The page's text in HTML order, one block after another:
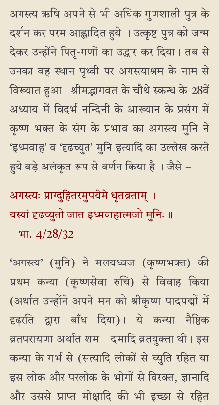
अगस्त्य ऋषि अपने से भी अधिक गुणशाली पुत्र के
दर्शन कर परम आह्लादित हुये । उत्कृष्ट पुत्र को जन्म
देकर उन्होंने पितृ-गणों का उद्धार कर दिया। तब से
उनका वह स्थान पृथ्वी पर अगस्त्याश्रम के नाम से
विख्यात हुआ। श्रीमद्भागवत के चौथे स्कन्ध के 28वें
अध्याय में विदर्भ नन्दिनी के आख्यान के प्रसंग में
कृष्ण भक्त के संग के प्रभाव का अगस्त्य मुनि ने
‘इध्मवाह’ व ‘दृढच्युत’ मुनि इत्यादि का उल्लेख करते
हुये बड़े अलंकृत रूप से वर्णन किया है । जैसे –
अगस्त्यः प्राग्दुहितरमुपयेमे धृतव्रताम् ।
यस्यां दृढच्युतो जात इध्मवाहात्मजो मुनिः॥
– भा. 4/28/32
‘अगस्त्य’ (मुनि) ने मलयध्वज (कृष्णभक्त) की
प्रथम कन्या (कृष्णसेवा रुचि) से विवाह किया
(अर्थात उन्होंने अपने मन को श्रीकृष्ण पादपद्मों में
दृढ़रति द्वारा बाँध दिया)। ये कन्या नैष्ठिक
व्रतपरायणा अर्थात शम – दमादि व्रतयुक्ता थी। इस
कन्या के गर्भ से (सत्यादि लोकों से च्युति रहित या
इस लोक और परलोक के भोगों से विरक्त, ज्ञानादि
और उससे प्राप्त मोक्षादि की भी इच्छा से रहित